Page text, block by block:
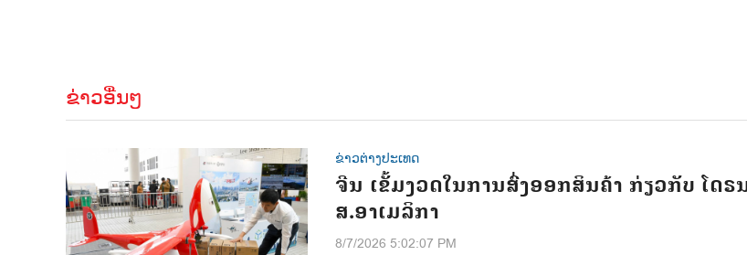
ຂ່າວອື່ນໆ
ຂ່າວຕ່າງປະເທດ
ຈີນ ເຂັ້ມງວດໃນການສົ່ງອອກສິນຄ້າ ກ່ຽວກັບ ໂດຣ
ສ.ອາເມລິກາ
8/7/2026 5:02:07 PM